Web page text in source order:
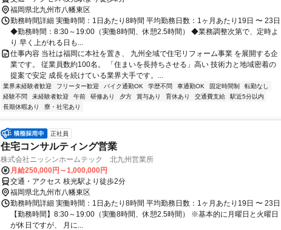
福岡県北九州市八幡東区
勤務時間詳細 実働時間：1日あたり8時間 平均勤務日数：1ヶ月あたり19日 〜 23日
◆勤務時間：8:30～19:00（実働8時間、休憩2.5時間） ◆業務調整次第で、定時よ
り 早く上がれる日も...
仕事内容 当社は福岡に本社を置き、 九州全域で住宅リフォーム事業 を展開する企
業です。 従業員数約100名。 「住まいを長持ちさせる」高い 技術力と地域密着の
提案で安定 成長を続けている業界大手です。...
業界未経験者歓迎 フリーター歓迎 バイク通勤OK 学歴不問 車通勤OK 固定時間制
転勤なし
経験不問
未経験者歓迎 午前 研修あり 夕方 賞与あり 育休あり 交通費支給
駅近5分以内
長期休暇あり
寮・社宅あり
正社員
住宅コンサルティング営業
株式会社ニッシンホームテック 北九州営業所
月給250,000円～1,000,000円
交通・アクセス 枝光駅より徒歩2分
福岡県北九州市八幡東区
勤務時間詳細 実働時間：1日あたり8時間 平均勤務日数：1ヶ月あたり19日 〜 23日
【勤務時間】8:30～19:00（実働8時間、休憩2.5時間） ※基本的に月曜日と火曜日
が休日ですが、 月に...